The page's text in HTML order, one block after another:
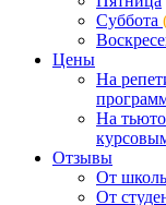
Суббота
Цены
На
На
Отзывы
От
От